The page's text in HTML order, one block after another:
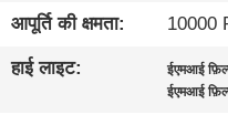
हमसे
संपर्क
आपूर्ति की क्षमता: 10000
हाई लाइट: ईएमआई
ईएमआई